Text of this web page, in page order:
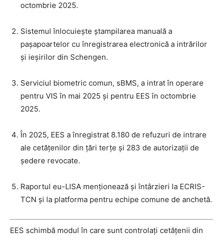
octombrie 2025.
Sistemul înlocuiește ștampilarea manuală a
pașapoartelor cu înregistrarea electronică a intrărilor
și ieșirilor din Schengen.
Serviciul biometric comun, sBMS, a intrat în operare
pentru VIS în mai 2025 și pentru EES în octombrie
2025.
În 2025, EES a înregistrat 8.180 de refuzuri de intrare
ale cetățenilor din țări terțe și 283 de autorizații de
ședere revocate.
Raportul eu-LISA menționează și întârzieri la ECRIS-
TCN și la platforma pentru echipe comune de anchetă.
EES schimbă modul în care sunt controlați cetățenii din